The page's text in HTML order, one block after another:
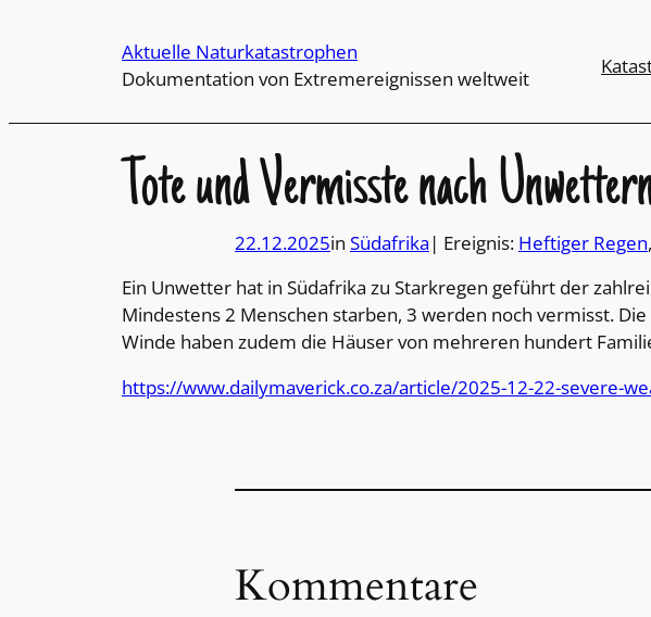
Aktuelle Naturkatastrophen
Dokumentation von Extremereignissen weltweit
Tote und Vermisste nach
22.12.2025in Südafrika | Ereignis: Heftiger Regen,
Ein Unwetter hat in Südafrika zu Starkregen geführt der
Mindestens 2 Menschen starben, 3 werden noch vermisst.
Winde haben zudem die Häuser von mehreren hundert
https://www.dailymaverick.co.za/article/2025-12-22-severe-
Kommentare